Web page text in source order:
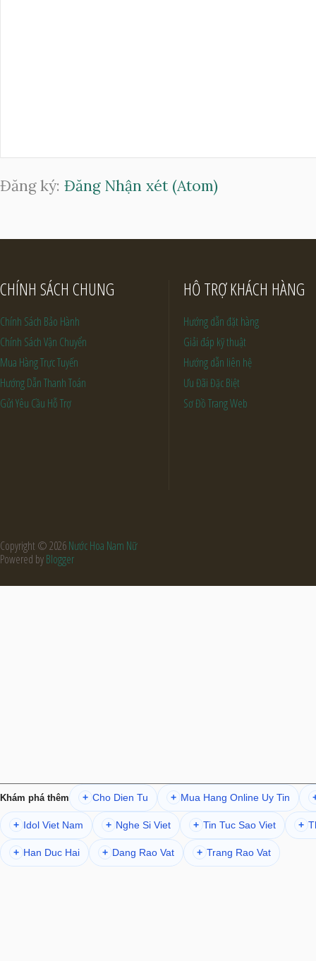
Đăng ký: Đăng Nhận xét (Atom)
CHÍNH SÁCH CHUNG
Chính Sách Bảo Hành
Chính Sách Vận Chuyển
Mua Hàng Trực Tuyến
Hướng Dẫn Thanh Toán
Gửi Yêu Cầu Hỗ Trợ
HỖ TRỢ KHÁCH HÀNG
Hướng dẫn đặt hàng
Giải đáp kỹ thuật
Hướng dẫn liên hệ
Ưu Đãi Đặc Biệt
Sơ Đồ Trang Web
Copyright ©2026Nước Hoa Nam Nữ
Powered byBlogger
Khám phá thêm + Cho Dien Tu + Mua Hang Online Uy Tin
+ Idol Viet Nam + Nghe Si Viet + Tin Tuc Sao Viet +
+ Han Duc Hai + Dang Rao Vat + Trang Rao Vat